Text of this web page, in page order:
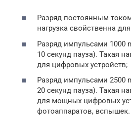
Разряд постоянным
нагрузка свойственна
Разряд импульсами 1000
10 секунд пауза). Такая
для цифровых устройств;
Разряд импульсами 2500
20 секунд пауза). Такая
для мощных цифровых
фотоаппаратов, вспышек.